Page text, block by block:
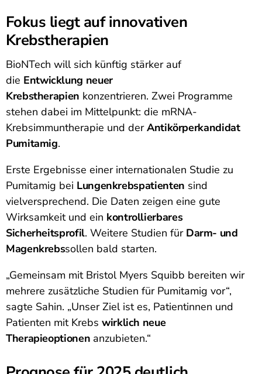
Fokus liegt auf innovativen
Krebstherapien
BioNTech will sich künftig stärker auf
die Entwicklung neuer
Krebstherapien konzentrieren. Zwei Programme
stehen dabei im Mittelpunkt: die mRNA-
Krebsimmuntherapie und derAntikörperkandidat
Pumitamig.
Erste Ergebnisse einer internationalen Studie zu
Pumitamig bei Lungenkrebspatienten sind
vielversprechend. Die Daten zeigen eine gute
Wirksamkeit und ein kontrollierbares
Sicherheitsprofil. Weitere Studien für Darm- und
Magenkrebssollen bald starten.
„Gemeinsam mit Bristol Myers Squibb bereiten wir
mehrere zusätzliche Studien für Pumitamig vor“,
sagte Sahin. „Unser Ziel ist es, Patientinnen und
Patienten mit Krebs wirklich neue
Therapieoptionen anzubieten.“